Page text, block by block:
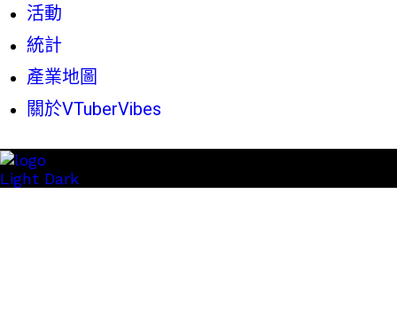
活動
統計
產業地圖
關於VTuberVibes
Light Dark